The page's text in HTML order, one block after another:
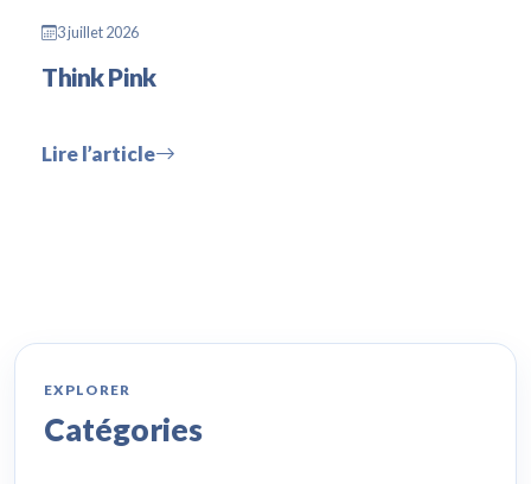
3 juillet 2026
Think Pink
Lire l’article
EXPLORER
Catégories